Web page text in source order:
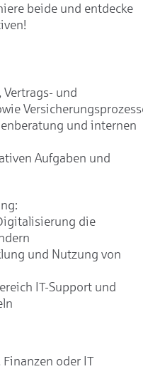
beide und entdecke
und
und internen
Aufgaben und
die
und Nutzung von
IT-Support und
oder IT